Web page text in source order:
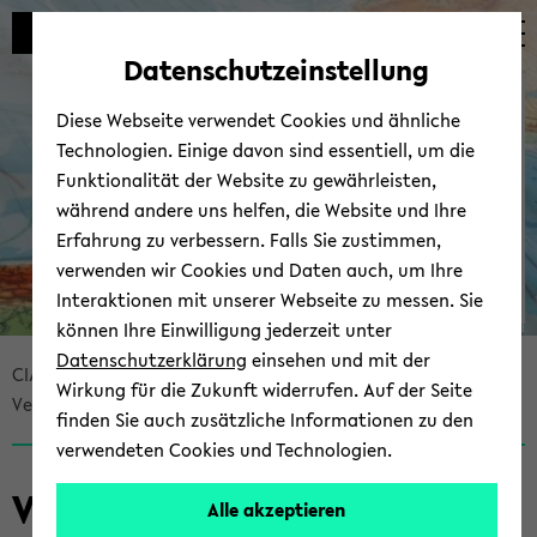
Automatische
vermeiden
zum
wechseln
zum
wechseln
zum
wechseln
Bread­
crumb
sprin­
gen
und
CIAS - Cen­ter for In­ter­Ame­ri­can Stu­dies
Ver­an­stal­tun­gen
Über­blick
Ame­ri­can Stu­dies
© Uni­ver­si­tät Bie­le­feld
Ver­an­stal­tun­gen
Datenschutzeinstellung
Diese Webseite verwendet Cookies und ähnliche
Technologien. Einige davon sind essentiell, um die
Funktionalität der Website zu gewährleisten,
während andere uns helfen, die Website und Ihre
Erfahrung zu verbessern. Falls Sie zustimmen,
verwenden wir Cookies und Daten auch, um Ihre
Interaktionen mit unserer Webseite zu messen. Sie
können Ihre Einwilligung jederzeit unter
Datenschutzerklärung einsehen und mit der
Wirkung für die Zukunft widerrufen. Auf der Seite
finden Sie auch zusätzliche Informationen zu den
verwendeten Cookies und Technologien.
Alle akzeptieren